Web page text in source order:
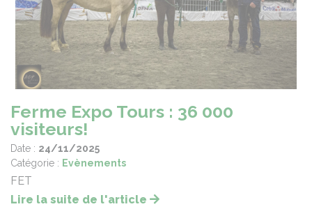
Ferme Expo Tours : 36 000
visiteurs!
Date : 24/11/2025
Catégorie : Evènements
FET
Lire la suite de l'article